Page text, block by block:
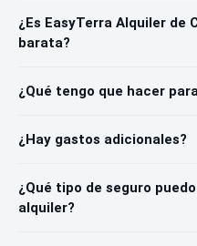
¿Es EasyTerra Alquiler de
barata?
¿Qué tengo que hacer
¿Hay gastos adicionales?
¿Qué tipo de seguro
alquiler?